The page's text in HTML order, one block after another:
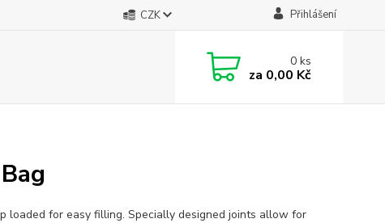
CZK Přihlášení
0ks
za 0,00 Kč
loaded for easy filling. Specially designed joints allow for